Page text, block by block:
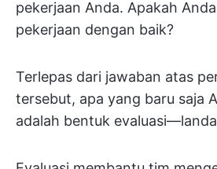
pekerjaan Anda. Apakah
pekerjaan dengan baik?
Terlepas dari jawaban atas
tersebut, apa yang baru saja
adalah bentuk